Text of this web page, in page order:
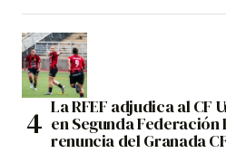
La RFEF adjudica al CF
en Segunda Federación
renuncia del Granada